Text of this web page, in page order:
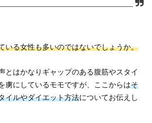
いる女性も多いのではないでしょうか。
とはかなりギャップのある腹筋やスタイ
虜にしているモモですが、ここからはそ
イルやダイエット方法についてお伝えし